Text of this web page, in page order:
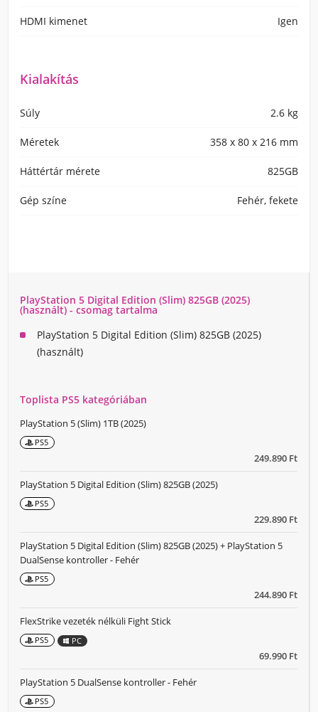
HDMI kimenet Igen
Kialakítás
Súly 2.6 kg
Méretek 358 x 80 x 216 mm
Háttértár mérete 825GB
Gép színe Fehér, fekete
PlayStation 5 Digital Edition (Slim) 825GB (2025)
(használt) - csomag tartalma
PlayStation 5 Digital Edition (Slim) 825GB (2025)
(használt)
Toplista PS5 kategóriában
249.890 Ft
PlayStation 5 (Slim) 1TB (2025)
PS5
229.890 Ft
PlayStation 5 Digital Edition (Slim) 825GB (2025)
PS5
244.890 Ft
PlayStation 5 Digital Edition (Slim) 825GB (2025) + PlayStation 5
DualSense kontroller - Fehér
PS5
69.990 Ft
FlexStrike vezeték nélküli Fight Stick
PS5 PC
PlayStation 5 DualSense kontroller - Fehér
PS5